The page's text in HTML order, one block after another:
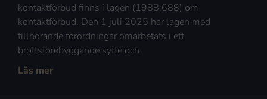
kontaktförbud finns i lagen (1988:688) om
kontaktförbud. Den 1 juli 2025 har lagen med
tillhörande förordningar omarbetats i ett
brottsförebyggande syfte och
Läs mer